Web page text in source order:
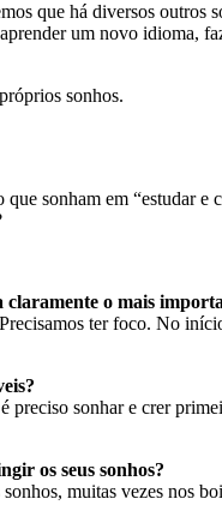
que há diversos
um novo
sonhos.
sonham em “estudar
o mais
ter foco. No
sonhar e crer
os seus sonhos?
muitas vezes nos